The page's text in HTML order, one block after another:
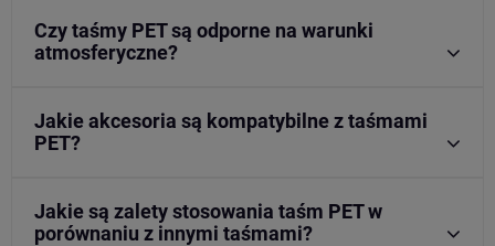
Czy taśmy PET są odporne na warunki
atmosferyczne?
Jakie akcesoria są kompatybilne z taśmami
PET?
Jakie są zalety stosowania taśm PET w
porównaniu z innymi taśmami?